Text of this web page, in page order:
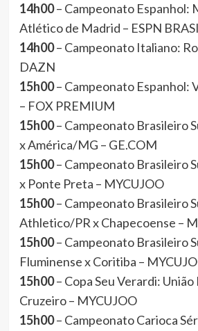
14h00– Campeonato Espanhol:
Atlético de Madrid – ESPN
14h00– Campeonato Italiano:
DAZN
15h00– Campeonato Espanhol:
– FOX PREMIUM
15h00– Campeonato Brasileiro
x América/MG – GE.COM
15h00– Campeonato Brasileiro
x Ponte Preta – MYCUJOO
15h00– Campeonato Brasileiro
Athletico/PR x Chapecoense –
15h00– Campeonato Brasileiro
Fluminense x Coritiba –
15h00– Copa Seu Verardi:
Cruzeiro – MYCUJOO
15h00– Campeonato Carioca